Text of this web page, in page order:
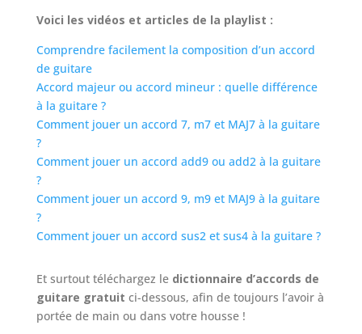
Voici les vidéos et articles de la playlist :
Comprendre facilement la composition d’un accord
de guitare
Accord majeur ou accord mineur : quelle différence
à la guitare ?
Comment jouer un accord 7, m7 et MAJ7 à la guitare
?
Comment jouer un accord add9 ou add2 à la guitare
?
Comment jouer un accord 9, m9 et MAJ9 à la guitare
?
Comment jouer un accord sus2 et sus4 à la guitare ?
Et surtout téléchargez le dictionnaire d’accords de
guitare gratuit ci-dessous, afin de toujours l’avoir à
portée de main ou dans votre housse !